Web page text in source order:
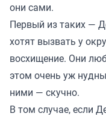
они сами.
Первый из таких —
хотят вызвать у
восхищение. Они
этом очень уж
ними — скучно.
В том случае, если